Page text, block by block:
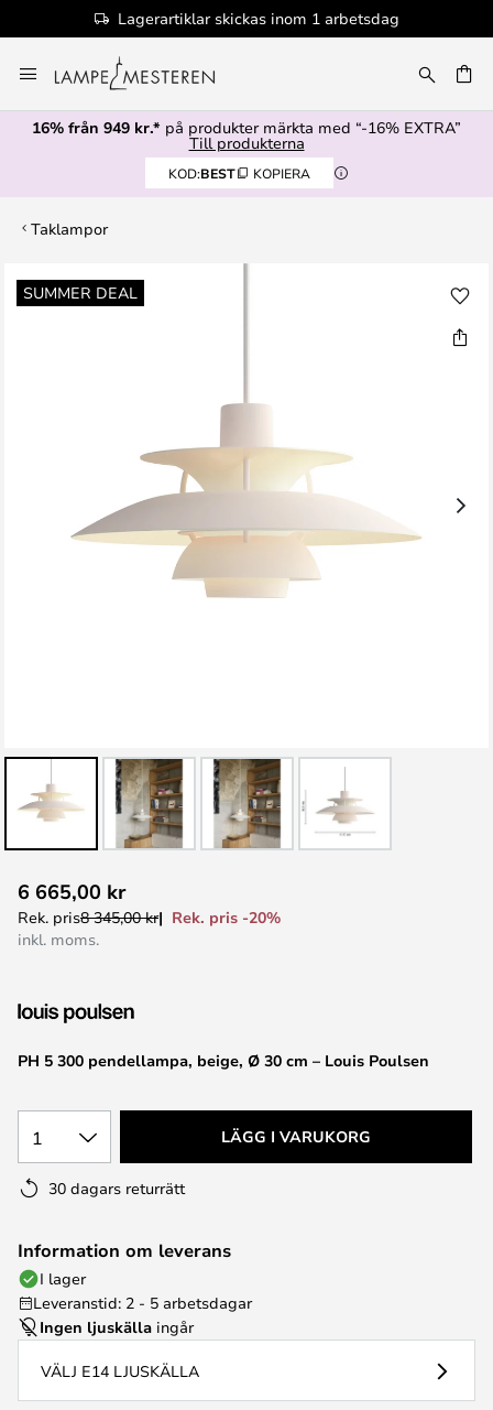
Lagerartiklar skickas inom 1 arbetsdag
till
innehållet
16% från 949 kr.* på produkter märkta med “-16% EXTRA”
Till produkterna
KOD:BEST KOPIERA
Taklampor
SUMMER DEAL
Hoppa
till
till
början
PH 5 300 pendellampa, beige, Ø 30 cm – Louis Poulsen
6 665,00 kr
Rek. pris8 345,00 kr
Rek. pris -20%
inkl. moms.
1 LÄGG I VARUKORG
30 dagars returrätt
Information om leverans
I lager
Leveranstid: 2 - 5 arbetsdagar
Ingen ljuskälla ingår
VÄLJ E14 LJUSKÄLLA